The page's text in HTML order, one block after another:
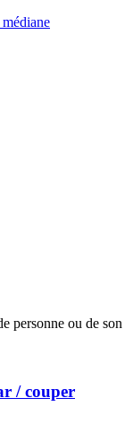
personne ou de son
/ couper